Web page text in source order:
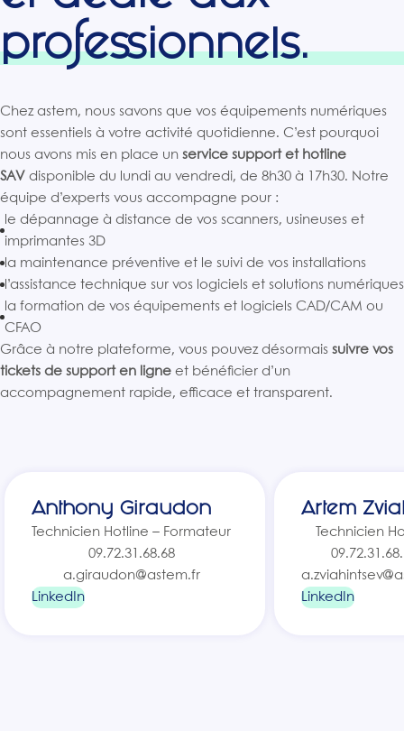
professionnels.
Chez astem, nous savons que vos équipements numériques
sont essentiels à votre activité quotidienne. C’est pourquoi
nous avons mis en place un service support et hotline
SAV disponible du lundi au vendredi, de 8h30 à 17h30. Notre
équipe d’experts vous accompagne pour :
le dépannage à distance de vos scanners, usineuses et
imprimantes 3D
la maintenance préventive et le suivi de vos installations
l’assistance technique sur vos logiciels et solutions numériques
la formation de vos équipements et logiciels CAD/CAM ou
CFAO
Grâce à notre plateforme, vous pouvez désormais suivre vos
tickets de support en ligne et bénéficier d’un
accompagnement rapide, efficace et transparent.
Anthony Giraudon
Technicien Hotline – Formateur
09.72.31.68.68
a.giraudon@astem.fr
LinkedIn
Artem
Technicien
LinkedIn